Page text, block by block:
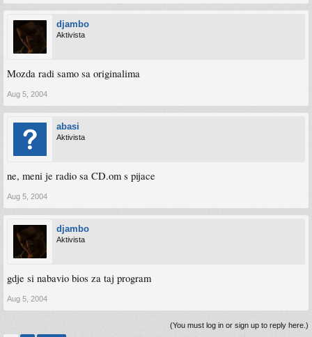
djambo
Aktivista
Mozda radi samo sa originalima
Aug 5, 2004
abasi
Aktivista
ne, meni je radio sa CD.om s pijace
Aug 5, 2004
djambo
Aktivista
gdje si nabavio bios za taj program
Aug 5, 2004
(You must log in or sign up to reply here.)